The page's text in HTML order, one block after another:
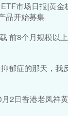
市场日报|黄金
品开始募集
前8个月规模以
郁症的那天，我
2日香港老凤祥